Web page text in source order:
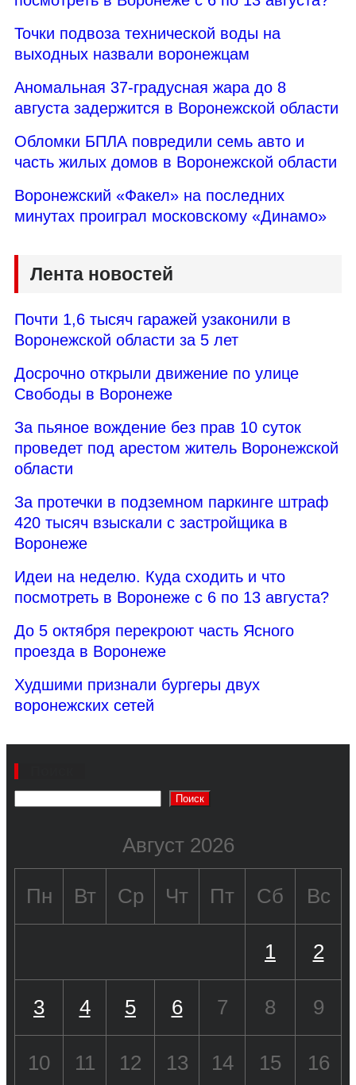
Точки подвоза технической воды на
выходных назвали воронежцам
Аномальная 37-градусная жара до 8
августа задержится в Воронежской области
Обломки БПЛА повредили семь авто и
часть жилых домов в Воронежской области
Воронежский «Факел» на последних
минутах проиграл московскому «Динамо»
Лента новостей
Почти 1,6 тысяч гаражей узаконили в
Воронежской области за 5 лет
Досрочно открыли движение по улице
Свободы в Воронеже
За пьяное вождение без прав 10 суток
проведет под арестом житель Воронежской
области
За протечки в подземном паркинге штраф
420 тысяч взыскали с застройщика в
Воронеже
Идеи на неделю. Куда сходить и что
посмотреть в Воронеже с 6 по 13 августа?
До 5 октября перекроют часть Ясного
проезда в Воронеже
Худшими признали бургеры двух
воронежских сетей
Поиск
Август 2026
Пн Вт Ср Чт Пт Сб Вс
1 2
3 4 5 6 7 8 9
10 11 12 13 14 15 16